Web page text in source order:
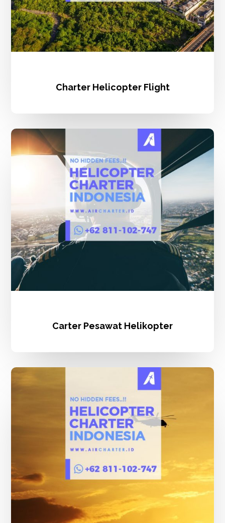
Charter Helicopter Flight
Pesawat
Helikopter
Carter Pesawat Helikopter
Helikopter
Jakarta
Bandung